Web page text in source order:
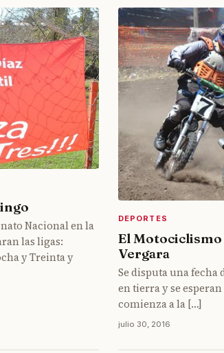
Nacional en la
las ligas:
y Treinta y
DEPORTES
El
Vergara
Se disputa una fecha
en tierra y se
comienza a la […]
julio 30, 2016